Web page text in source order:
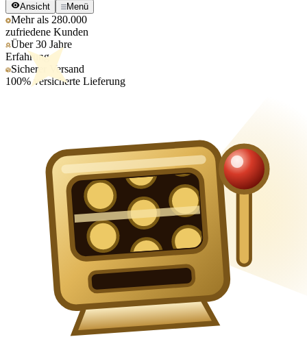
Ansicht Menü
Mehr als 280.000
zufriedene Kunden
Über 30 Jahre
Erfahrung
Sicherer Versand
100% versicherte Lieferung